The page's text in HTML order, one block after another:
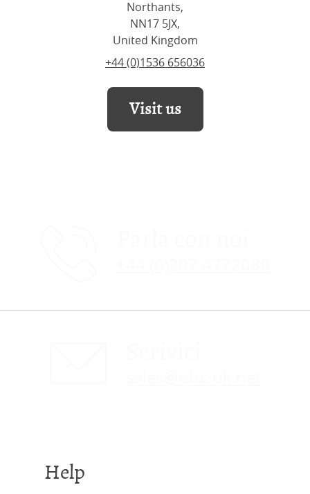
Northants,
NN17 5JX,
United Kingdom
+44 (0)1536 656036
Visit us
Help